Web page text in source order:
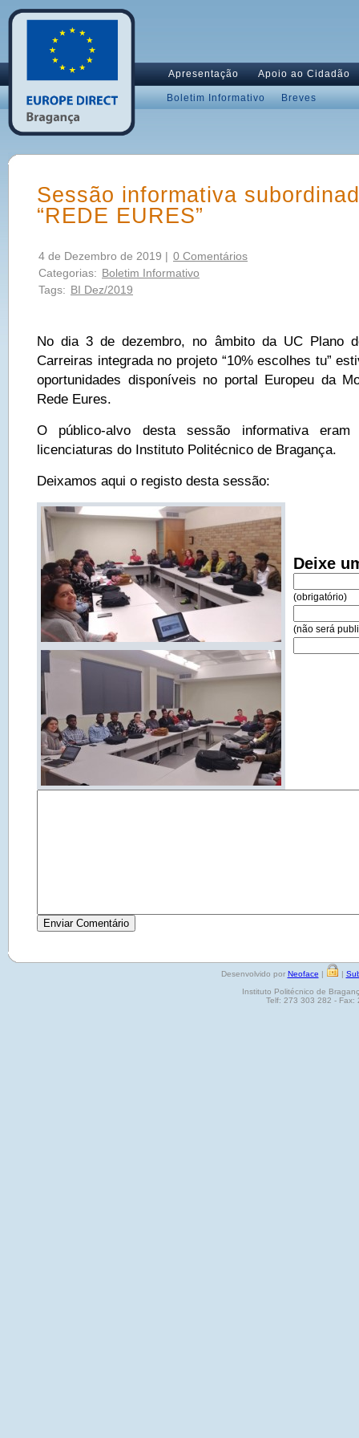
Apresentação Apoio ao Cidadão
Boletim Informativo Breves
Sessão informativa
“REDE EURES”
4 de Dezembro de 2019 | 0 Comentários
Categorias: Boletim Informativo
Tags: BI Dez/2019
No dia 3 de dezembro, no âmbito da UC Plano
Carreiras integrada no projeto “10% escolhes tu”
oportunidades disponíveis no portal Europeu da
Rede Eures.
O público-alvo desta sessão informativa eram
licenciaturas do Instituto Politécnico de Bragança.
Deixamos aqui o registo desta sessão:
Deixe
(obrigatório)
(não será
Desenvolvido por Neoface | |
Instituto Politécnico de
Telf: 273 303 282 - Fax: